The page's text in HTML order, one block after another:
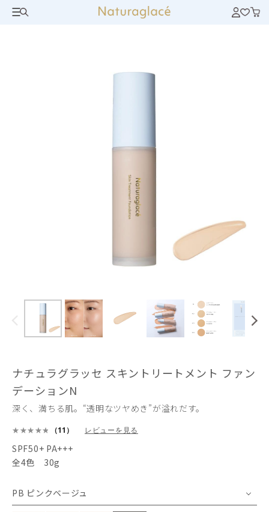
ナチュラグラッセ スキントリートメント ファン
デーションN
深く、満ちる肌。“透明なツヤめき”が溢れだす。
（11） レビューを見る
SPF50+ PA+++
全4色 30g
PB ピンクベージュ